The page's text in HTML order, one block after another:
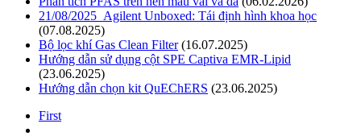
21/08/2025_Agilent Unboxed: Tái định hình khoa học
(07.08.2025)
Bộ lọc khí Gas Clean Filter(16.07.2025)
Hướng dẫn sử dụng cột SPE Captiva EMR-Lipid
(23.06.2025)
Hướng dẫn chọn kit QuEChERS (23.06.2025)
First